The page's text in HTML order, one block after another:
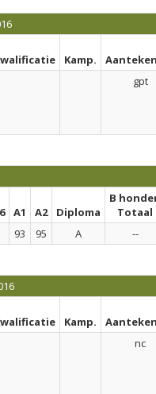
Kamp.
gpt
A1 A2 Diploma
B
Totaal
93 95 A --
Kamp.
nc